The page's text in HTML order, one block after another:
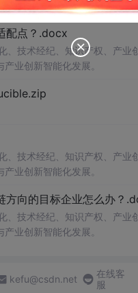
配点？.docx
技术经纪、知识产权、产业
业创新智能化发展。
技术经纪、知识产权、产业
业创新智能化发展。
方向的目标企业怎么办？
技术经纪、知识产权、产业
业创新智能化发展。
kefu@csdn.net
在线客
服